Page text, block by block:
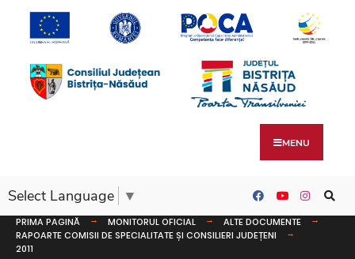
MENU
Select Language ▼
PRIMA PAGINĂ MONITORUL OFICIAL
ALTE DOCUMENTE
RAPOARTE COMISII DE SPECIALITATE ȘI CONSILIERI JUDEȚENI
2011